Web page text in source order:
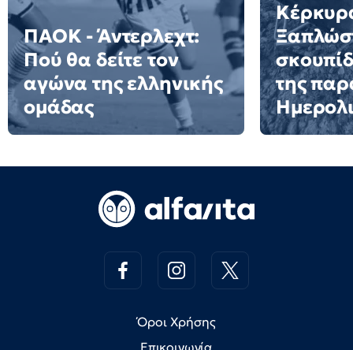
ΠΑΟΚ - Άντερλεχτ:
Πού θα δείτε τον
αγώνα της ελληνικής
ομάδας
της
Όροι Χρήσης
Επικοινωνία